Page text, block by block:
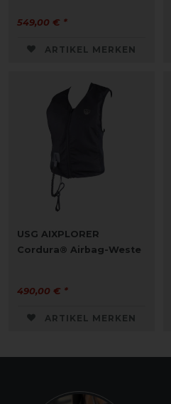
549,00 € *
ARTIKEL MERKEN
USG AIXPLORER
Cordura® Airbag-Weste
490,00 € *
ARTIKEL MERKEN